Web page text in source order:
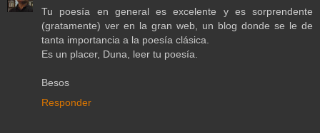
Tu poesía en general es excelente y es sorprendente
(gratamente) ver en la gran web, un blog donde se le de
tanta importancia a la poesía clásica.
Es un placer, Duna, leer tu poesía.
Besos
Responder